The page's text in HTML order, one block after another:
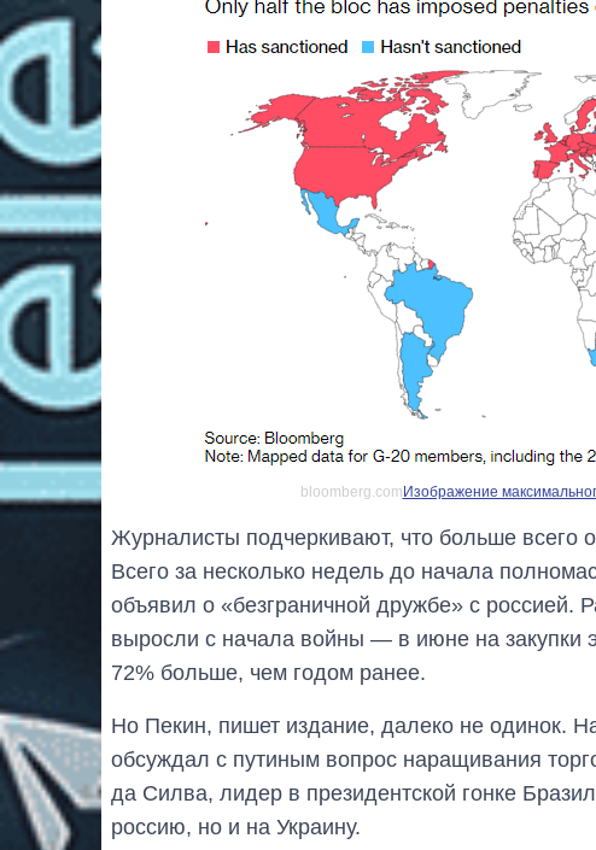
bloomberg.com Изображение
Журналисты подчеркивают, что больше всего
Всего за несколько недель до начала
объявил о «безграничной дружбе» с россией.
выросли с начала войны — в июне на закупки
72% больше, чем годом ранее.
Но Пекин, пишет издание, далеко не одинок.
обсуждал с путиным вопрос наращивания
да Силва, лидер в президентской гонке
россию, но и на Украину.